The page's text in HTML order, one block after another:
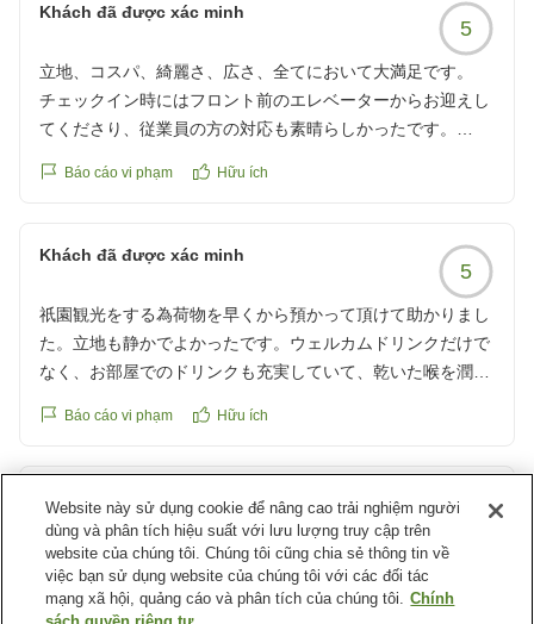
Khách đã được xác minh
5
立地、コスパ、綺麗さ、広さ、全てにおいて大満足です。
チェックイン時にはフロント前のエレベーターからお迎えし
てくださり、従業員の方の対応も素晴らしかったです。
広くて明るくて大変綺麗！
アメニティー、シャンプー等は全てロクシタンで用意されて
おり、連泊で掃除はありませんでしたが、お願いすればアメ
ニティーとドリンクを宿泊日数分追加していただけました。
何よりお風呂が最高で2人で足を伸ばしても余裕、TVもつい
ていました。
朝も入浴しましたが、太陽の光が差し込んですごく気持ちよ
備え付けのソファも机も広め、部屋全体が明るめ（お洒落な
ホテルはライトの光が全体には入らず薄暗いところが多いな
か…）でしたので化粧がしやすくて嬉しかったです！
京都に行く際はまた必ず宿泊させていただきます。
Báo cáo vi phạm Hữu ích
Khách đã được xác minh
5
祇園観光をする為荷物を早くから預かって頂けて助かりまし
た。立地も静かでよかったです。ウェルカムドリンクだけで
なく、お部屋でのドリンクも充実していて、乾いた喉を潤し
す(o^^o)
Báo cáo vi phạm Hữu ích
Khách đã được xác minh
立地がよく、祇園観光に助かりました。部屋も清潔に整えら
れ、アメニティも素敵でした。朝食も美味しく、またぜひ伺
いたい宿になりました。
Website này sử dụng cookie để nâng cao trải nghiệm người
dùng và phân tích hiệu suất với lưu lượng truy cập trên
website của chúng tôi. Chúng tôi cũng chia sẻ thông tin về
việc bạn sử dụng website của chúng tôi với các đối tác
mạng xã hội, quảng cáo và phân tích của chúng tôi. Chính